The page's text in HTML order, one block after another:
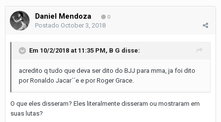
Daniel Mendoza 0
Postado October 3, 2018
Em 10/2/2018 at 11:35 PM, B G disse:
acredito q tudo que deva ser dito do BJJ para mma, ja foi dito
por Ronaldo Jacar´´e e por Roger Grace.
O que eles disseram? Eles literalmente disseram ou mostraram em
suas lutas?